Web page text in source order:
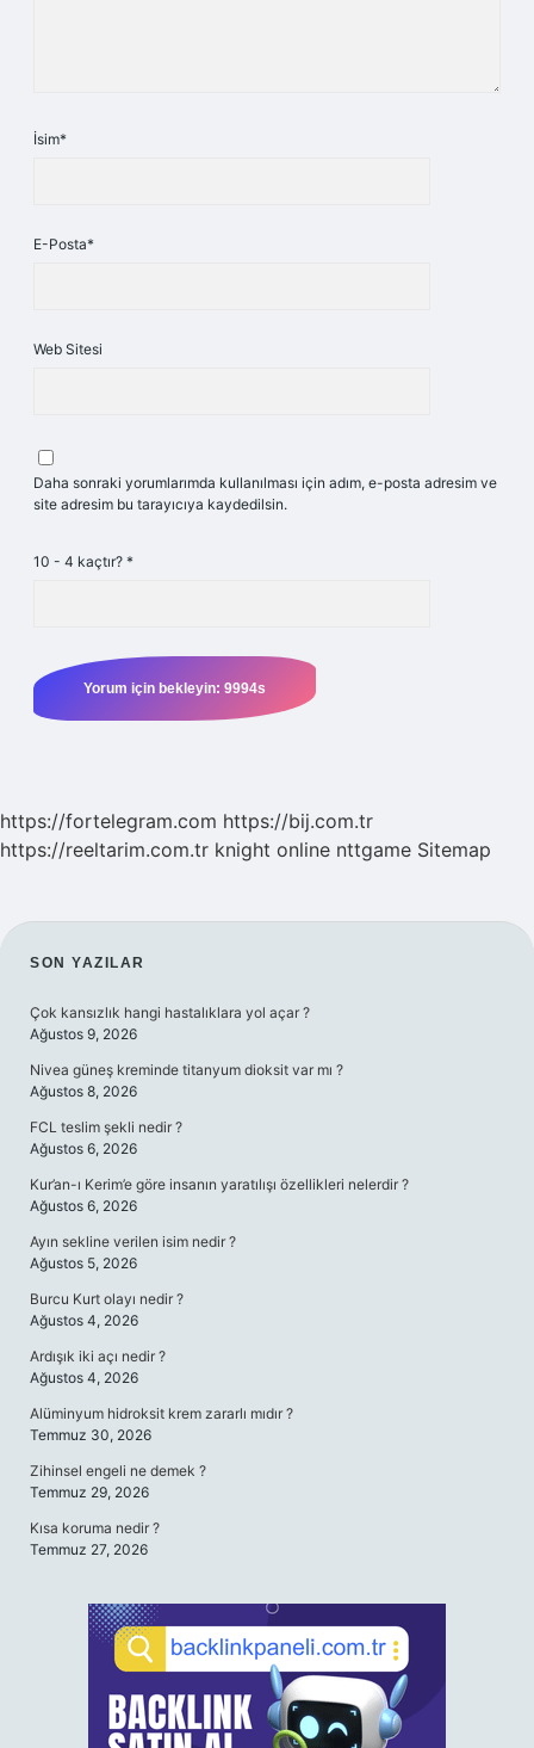
İsim*
E-Posta*
Web Sitesi
Daha sonraki yorumlarımda kullanılması için adım, e-posta adresim ve
site adresim bu tarayıcıya kaydedilsin.
10 - 4 kaçtır? *
https://fortelegram.com https://bij.com.tr
https://reeltarim.com.tr knight online nttgame Sitemap
SIDEBAR
SON YAZILAR
Çok kansızlık hangi hastalıklara yol açar ?
Ağustos 9, 2026
Nivea güneş kreminde titanyum dioksit var mı ?
Ağustos 8, 2026
FCL teslim şekli nedir ?
Ağustos 6, 2026
Kur’an-ı Kerim’e göre insanın yaratılışı özellikleri nelerdir ?
Ağustos 6, 2026
Ayın sekline verilen isim nedir ?
Ağustos 5, 2026
Burcu Kurt olayı nedir ?
Ağustos 4, 2026
Ardışık iki açı nedir ?
Ağustos 4, 2026
Alüminyum hidroksit krem zararlı mıdır ?
Temmuz 30, 2026
Zihinsel engeli ne demek ?
Temmuz 29, 2026
Kısa koruma nedir ?
Temmuz 27, 2026